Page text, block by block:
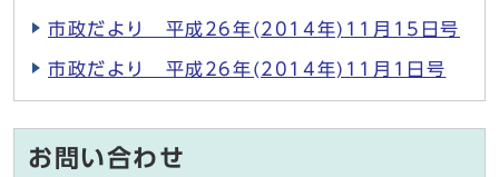
市政だより 平成26年(2014年)11月15日号
市政だより 平成26年(2014年)11月1日号
お問い合わせ